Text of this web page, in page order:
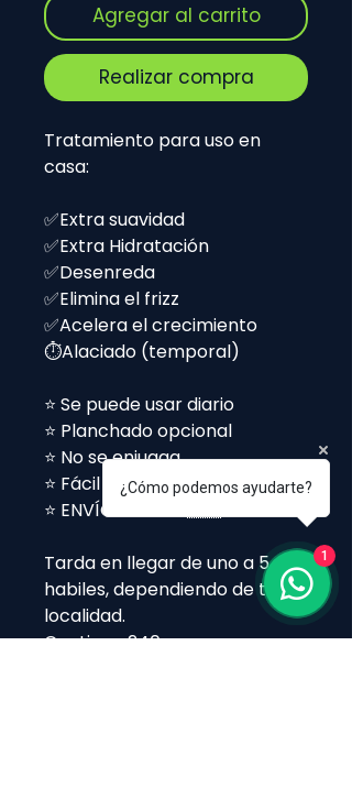
Agregar al carrito
Realizar compra
Tratamiento para uso en
casa:
✅Extra suavidad
✅Extra Hidratación
✅Desenreda
✅Elimina el frizz
✅Acelera el crecimiento
⏱️Alaciado (temporal)
⭐ Se puede usar diario
⭐ Planchado opcional
⭐ No se enjuaga
⭐ Fácil Aplicación
⭐ ENVÍO GRATIS 🇲🇽
Tarda en llegar de uno a 5 dias
habiles, dependiendo de tu
localidad.
Contiene 240 gramos.
¿Cómo podemos ayudarte?
1